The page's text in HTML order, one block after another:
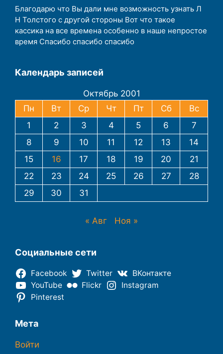
Благодарю что Вы дали мне возможность узнать Л
Н Толстого с другой стороны Вот что такое
кассика на все времена особенно в наше непростое
время Спасибо спасибо спасибо
Календарь записей
Октябрь 2001
Пн
Вт Ср Чт Пт Сб
Вс
1
2 3 4 5 6
7
8
9 10 11 12 13
14
15
16 17 18 19 20
21
22
23 24 25 26 27
28
29
30 31
« Авг Ноя »
Социальные сети
Facebook Twitter
ВКонтакте
YouTube
Flickr
Instagram
Pinterest
Мета
Войти